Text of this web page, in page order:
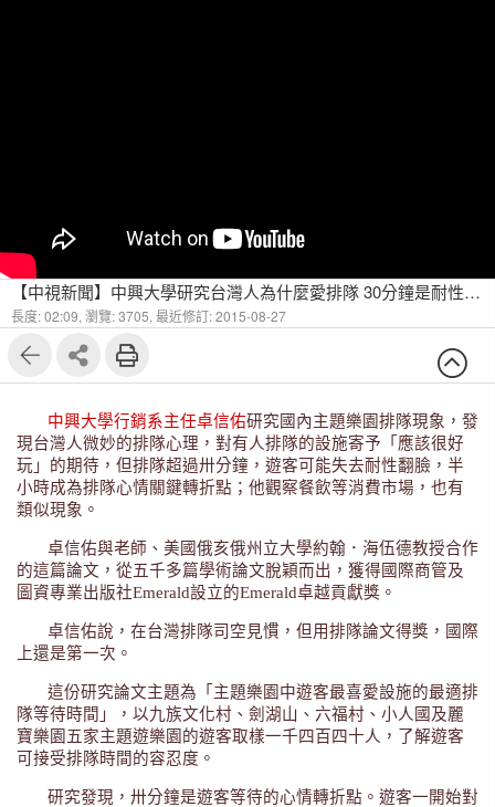
【中視新聞】中興大學研究台灣人為什麼愛排隊 30分鐘是耐性轉折點
長度: 02:09, 瀏覽: 3705, 最近修訂: 2015-08-27
中興大學行銷系主任卓信佑研究國內主題樂園排隊現象，發
現台灣人微妙的排隊心理，對有人排隊的設施寄予「應該很好
玩」的期待，但排隊超過卅分鐘，遊客可能失去耐性翻臉，半
小時成為排隊心情關鍵轉折點；他觀察餐飲等消費市場，也有
類似現象。
卓信佑與老師、美國俄亥俄州立大學約翰．海伍德教授合作
的這篇論文，從五千多篇學術論文脫穎而出，獲得國際商管及
圖資專業出版社Emerald設立的Emerald卓越貢獻獎。
卓信佑說，在台灣排隊司空見慣，但用排隊論文得獎，國際
上還是第一次。
這份研究論文主題為「主題樂園中遊客最喜愛設施的最適排
隊等待時間」，以九族文化村、劍湖山、六福村、小人國及麗
寶樂園五家主題遊樂園的遊客取樣一千四百四十人，了解遊客
可接受排隊時間的容忍度。
研究發現，卅分鐘是遊客等待的心情轉折點。遊客一開始對